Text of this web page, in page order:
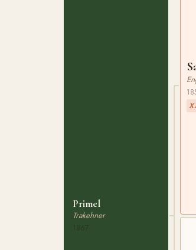
Primel
Trakehner